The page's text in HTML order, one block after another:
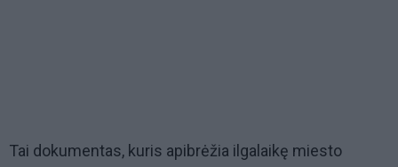
Tai dokumentas, kuris apibrėžia ilgalaikę miesto